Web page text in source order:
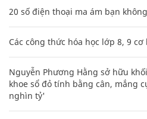
20 số điện thoại ma ám bạn
Các công thức hóa học lớp 8, 9
Nguyễn Phương Hằng sở hữu
khoe sổ đỏ tính bằng cân, mắng
nghìn tỷ'